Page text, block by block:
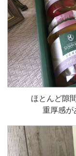
ほとんど隙
重厚感